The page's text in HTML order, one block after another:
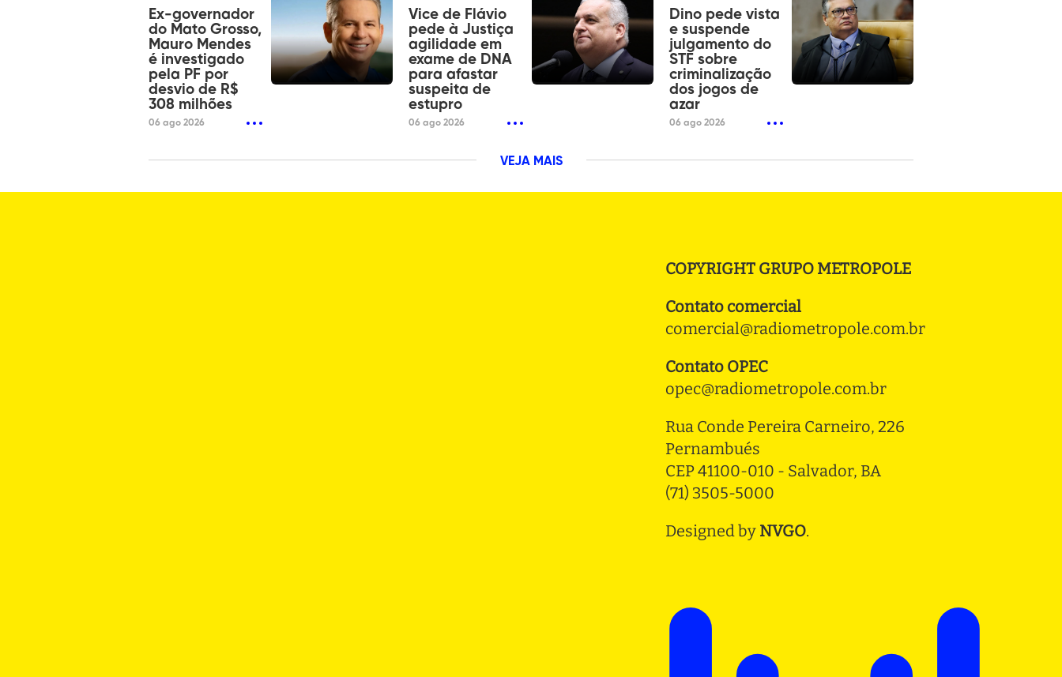
Ex-governador
do Mato Grosso,
Mauro Mendes
é investigado
pela PF por
desvio de R$
308 milhões
06 ago 2026
Vice de Flávio
pede à Justiça
agilidade em
exame de DNA
para afastar
suspeita de
estupro
06 ago 2026
Dino pede vista
e suspende
julgamento do
STF sobre
criminalização
dos jogos de
azar
06 ago 2026
VEJA MAIS
COPYRIGHT GRUPO METROPOLE
Contato comercial
comercial@radiometropole.com.br
Contato OPEC
opec@radiometropole.com.br
Rua Conde Pereira Carneiro, 226
Pernambués
CEP 41100-010 - Salvador, BA
(71) 3505-5000
Designed by NVGO.